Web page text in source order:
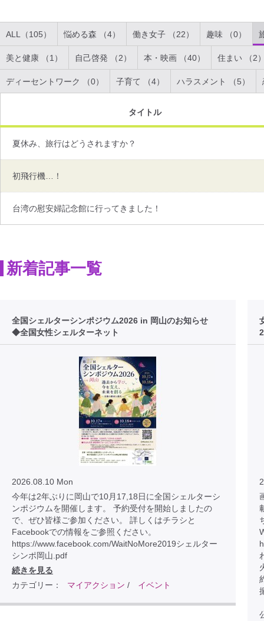
ALL（105） 悩める森 （4） 働き女子 （22） 趣味 （0）
美と健康 （1） 自己啓発 （2） 本・映画 （40） 住まい （2
ディーセントワーク （0） 子育て （4） ハラスメント （5）
タイトル
夏休み、旅行はどうされますか？
初飛行機…！
台湾の慰安婦記念館に行ってきました！
新着記事一覧
全国シェルターシンポジウム2026 in 岡山のお知らせ
◆全国女性シェルターネット
2026.08.10 Mon
今年は2年ぶりに岡山で10月17,18日に全国シェルターシ
ンポジウムを開催します。 予約受付を開始しましたの
で、ぜひ皆様ご参加ください。 詳しくはチラシと
Facebookでの情報をご参照ください。
https://www.facebook.com/WaitNoMore2019シェルター
シンポ岡山.pdf
続きを見る
カテゴリー：
マイアクション / イベント